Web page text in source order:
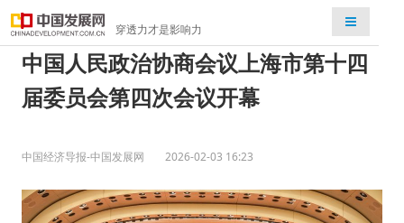
穿透力才是影响力
检索
中国人民政治协商会议上海市第十四
届委员会第四次会议开幕
中国经济导报-中国发展网 2026-02-03 16:23